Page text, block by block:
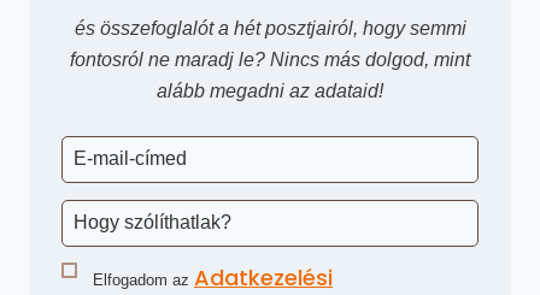
és összefoglalót a hét posztjairól, hogy semmi
fontosról ne maradj le? Nincs más dolgod, mint
alább megadni az adataid!
Elfogadom az Adatkezelési